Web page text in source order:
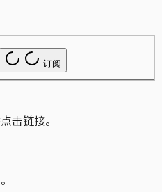
订阅
击链接。